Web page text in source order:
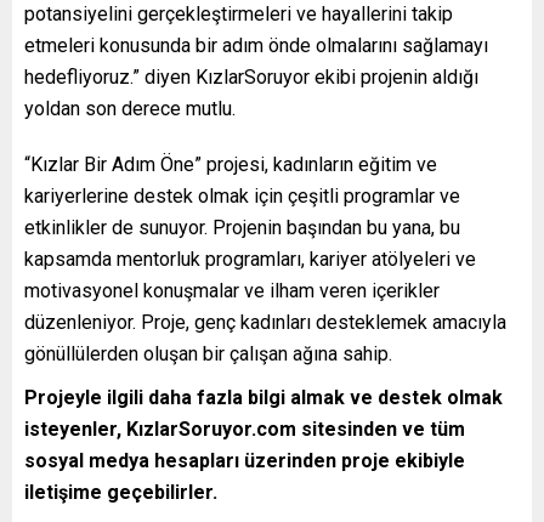
potansiyelini gerçekleştirmeleri ve hayallerini takip
etmeleri konusunda bir adım önde olmalarını sağlamayı
hedefliyoruz.” diyen KızlarSoruyor ekibi projenin aldığı
yoldan son derece mutlu.
“Kızlar Bir Adım Öne” projesi, kadınların eğitim ve
kariyerlerine destek olmak için çeşitli programlar ve
etkinlikler de sunuyor. Projenin başından bu yana, bu
kapsamda mentorluk programları, kariyer atölyeleri ve
motivasyonel konuşmalar ve ilham veren içerikler
düzenleniyor. Proje, genç kadınları desteklemek amacıyla
gönüllülerden oluşan bir çalışan ağına sahip.
Projeyle ilgili daha fazla bilgi almak ve destek olmak
isteyenler, KızlarSoruyor.com sitesinden ve tüm
sosyal medya hesapları üzerinden proje ekibiyle
iletişime geçebilirler.